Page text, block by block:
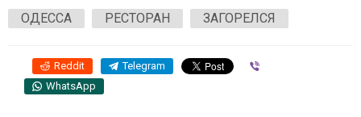
ОДЕССА
РЕСТОРАН ЗАГОРЕЛСЯ
Reddit Telegram
WhatsApp